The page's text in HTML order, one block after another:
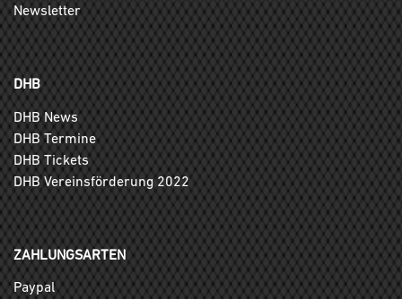
Newsletter
DHB
DHB News
DHB Termine
DHB Tickets
DHB Vereinsförderung 2022
ZAHLUNGSARTEN
Paypal